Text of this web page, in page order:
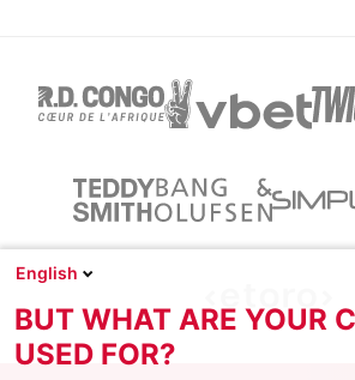
English
BUT WHAT ARE YOUR
USED FOR?